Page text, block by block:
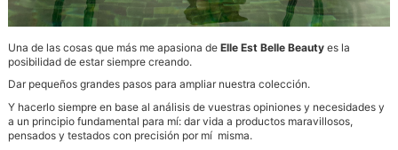
Una de las cosas que más me apasiona de Elle Est Belle Beauty es la
posibilidad de estar siempre creando.
Dar pequeños grandes pasos para ampliar nuestra colección.
Y hacerlo siempre en base al análisis de vuestras opiniones y necesidades y
a un principio fundamental para mí: dar vida a productos maravillosos,
pensados y testados con precisión por mí misma.